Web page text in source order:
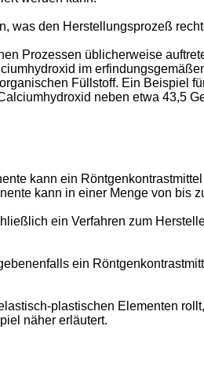
was den Herstellungsprozeß
Prozessen üblicherweise
im
Füllstoff. Ein Beispiel
neben etwa 43,5
kann ein
kann in einer Menge von bis
ein Verfahren zum
ein
plastischen Elementen
näher erläutert.